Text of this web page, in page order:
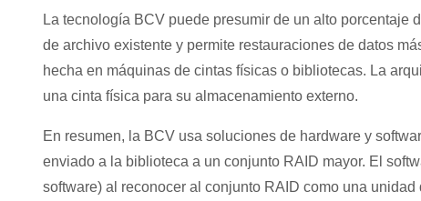
La tecnología BCV puede presumir de un alto
de archivo existente y permite restauraciones de datos
hecha en máquinas de cintas físicas o bibliotecas. La
una cinta física para su almacenamiento externo.
En resumen, la BCV usa soluciones de hardware y
enviado a la biblioteca a un conjunto RAID mayor. El
software) al reconocer al conjunto RAID como una